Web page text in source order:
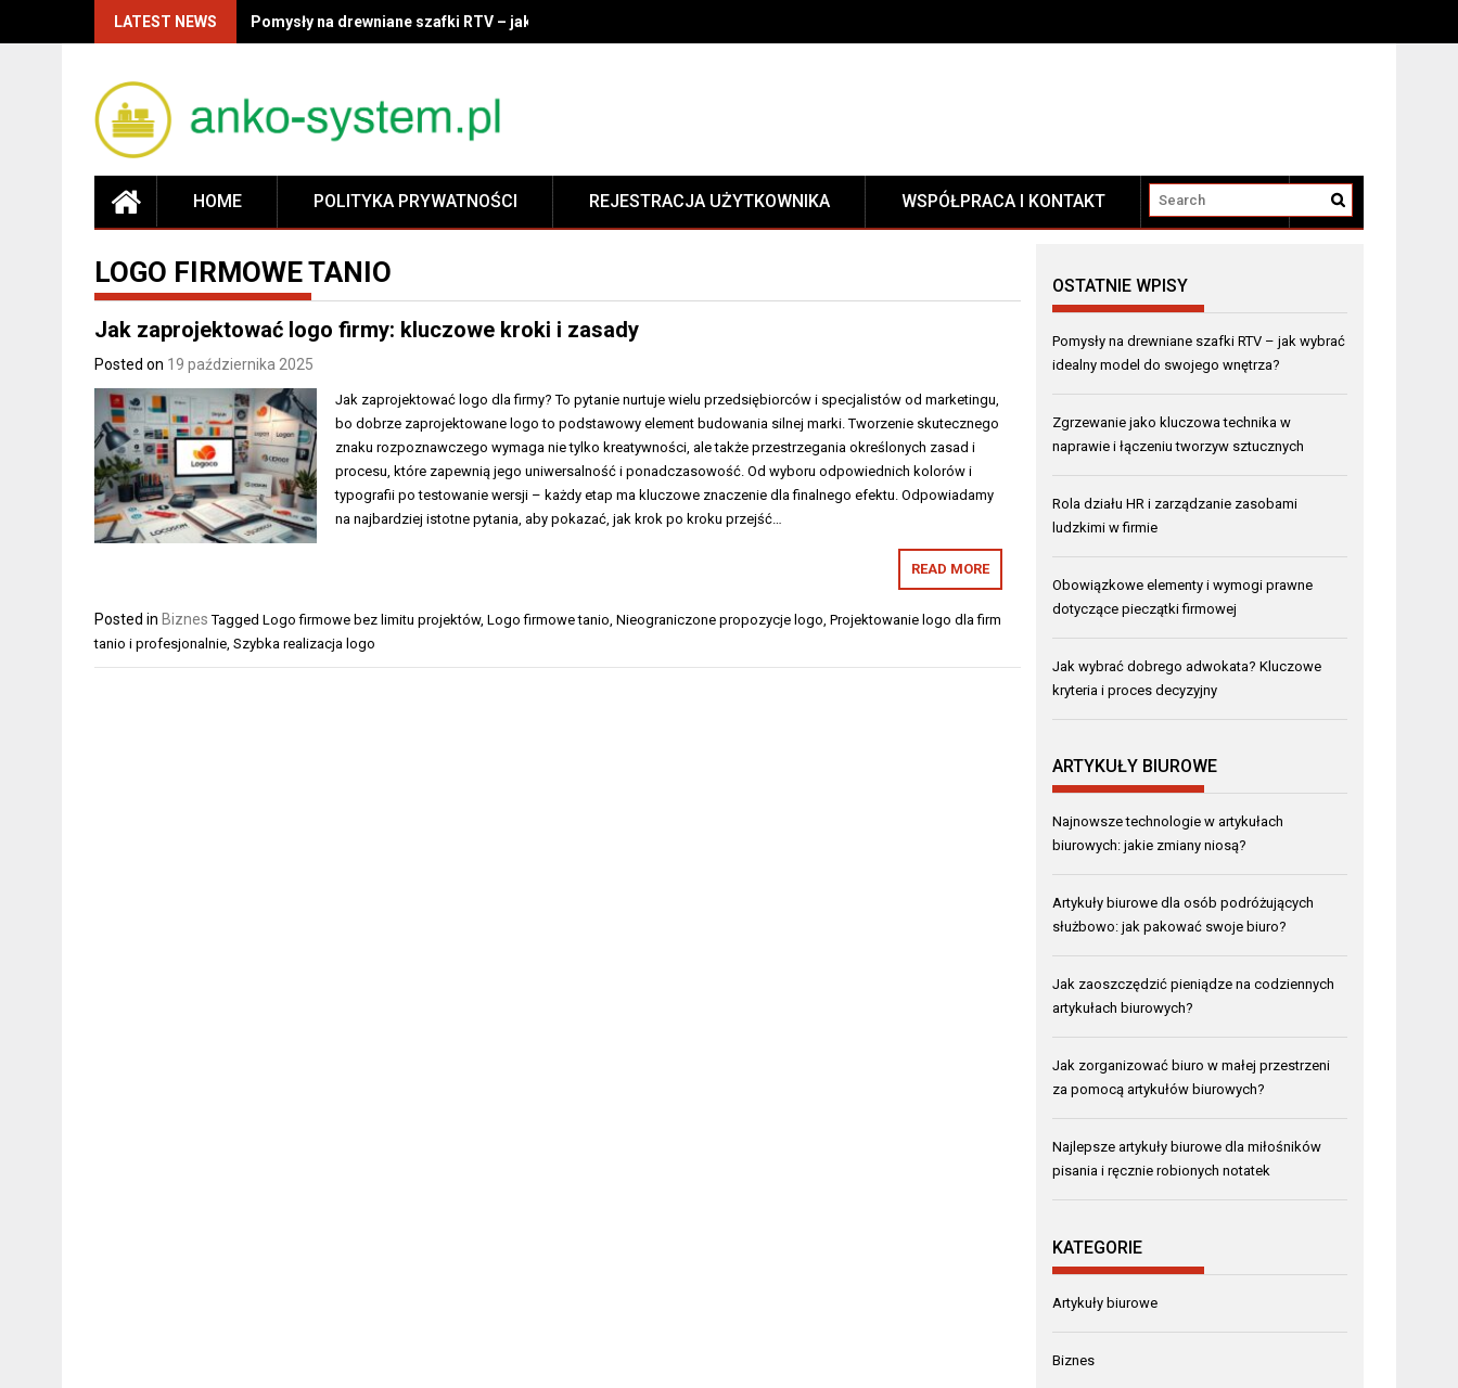
LATEST NEWS Pomysły na drewniane szafki RTV – jak wybrać idealny model do swojego wnętrza?
HOME POLITYKA PRYWATNOŚCI REJESTRACJA UŻYTKOWNIKA WSPÓŁPRACA I KONTAKT KONTAKT
LOGO FIRMOWE TANIO
Jak zaprojektować logo firmy: kluczowe kroki i zasady
Posted on 19 października 2025
Jak zaprojektować logo dla firmy? To pytanie nurtuje wielu przedsiębiorców i specjalistów od marketingu,
bo dobrze zaprojektowane logo to podstawowy element budowania silnej marki. Tworzenie skutecznego
znaku rozpoznawczego wymaga nie tylko kreatywności, ale także przestrzegania określonych zasad i
procesu, które zapewnią jego uniwersalność i ponadczasowość. Od wyboru odpowiednich kolorów i
typografii po testowanie wersji – każdy etap ma kluczowe znaczenie dla finalnego efektu. Odpowiadamy
na najbardziej istotne pytania, aby pokazać, jak krok po kroku przejść…
READ MORE
Posted in Biznes Tagged Logo firmowe bez limitu projektów, Logo firmowe tanio Nieograniczone propozycje logo Projektowanie logo dla firm
tanio i profesjonalnie Szybka realizacja logo
OSTATNIE WPISY
Pomysły na drewniane szafki RTV – jak wybrać
idealny model do swojego wnętrza?
Zgrzewanie jako kluczowa technika w
naprawie i łączeniu tworzyw sztucznych
Rola działu HR i zarządzanie zasobami
ludzkimi w firmie
Obowiązkowe elementy i wymogi prawne
dotyczące pieczątki firmowej
Jak wybrać dobrego adwokata? Kluczowe
kryteria i proces decyzyjny
ARTYKUŁY BIUROWE
Najnowsze technologie w artykułach
biurowych: jakie zmiany niosą?
Artykuły biurowe dla osób podróżujących
służbowo: jak pakować swoje biuro?
Jak zaoszczędzić pieniądze na codziennych
artykułach biurowych?
Jak zorganizować biuro w małej przestrzeni
za pomocą artykułów biurowych?
Najlepsze artykuły biurowe dla miłośników
pisania i ręcznie robionych notatek
KATEGORIE
Artykuły biurowe
Biznes